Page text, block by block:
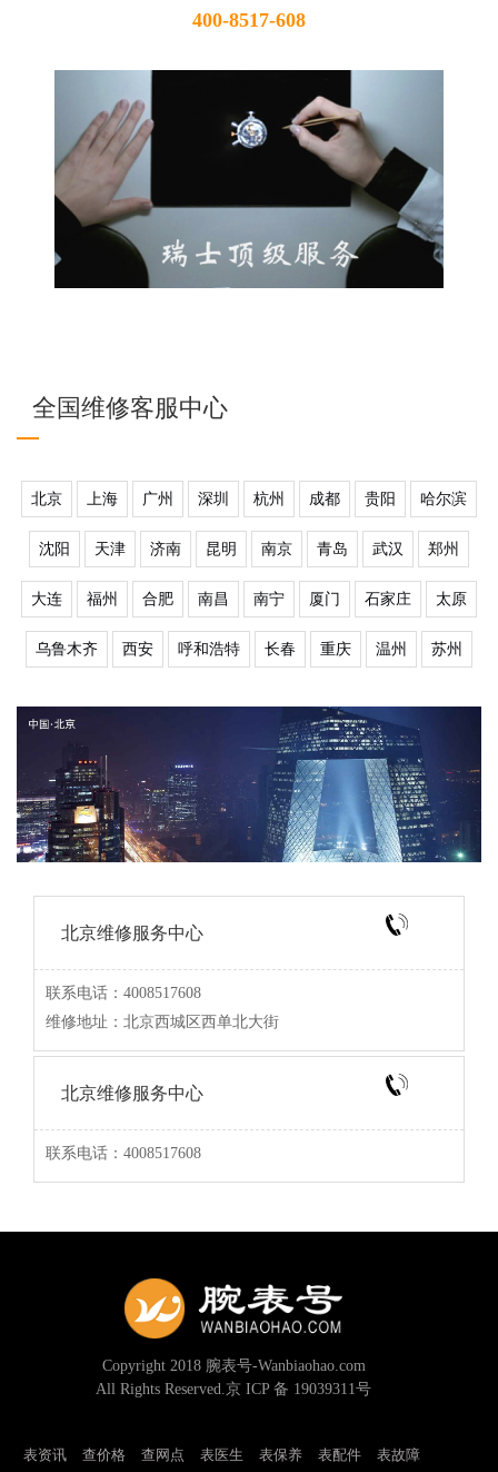
400-8517-608
全国维修客服中心
北京 上海 广州 深圳 杭州 成都 贵阳 哈尔滨
沈阳 天津 济南 昆明 南京 青岛 武汉 郑州
大连 福州 合肥 南昌 南宁 厦门 石家庄 太原
乌鲁木齐 西安 呼和浩特 长春 重庆 温州 苏州
北京维修服务中心
联系电话：4008517608
维修地址：北京西城区西单北大街
北京维修服务中心
联系电话：4008517608
Copyright 2018 腕表号-Wanbiaohao.com
All Rights Reserved.京 ICP 备 19039311号
表资讯 查价格 查网点 表医生 表保养 表配件 表故障